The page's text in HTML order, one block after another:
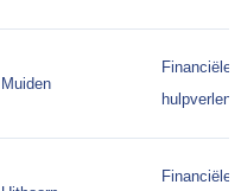
Muiden
Financiële
Financiële